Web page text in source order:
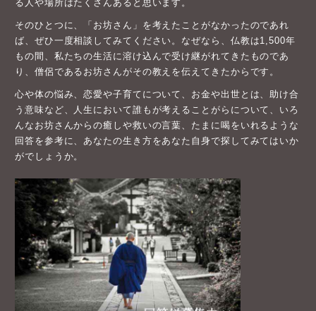
る人や場所はたくさんあると思います。
そのひとつに、「お坊さん」を考えたことがなかったのであれ
ば、ぜひ一度相談してみてください。なぜなら、仏教は1,500年
もの間、私たちの生活に溶け込んで受け継がれてきたものであ
り、僧侶であるお坊さんがその教えを伝えてきたからです。
心や体の悩み、恋愛や子育てについて、お金や出世とは、助け合
う意味など、人生において誰もが考えることがらについて、いろ
んなお坊さんからの癒しや救いの言葉、たまに喝をいれるような
回答を参考に、あなたの生き方をあなた自身で探してみてはいか
がでしょうか。